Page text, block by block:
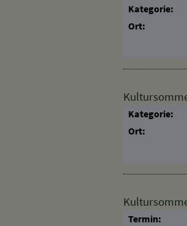
Kategorie:
Ort:
Kategorie:
Ort:
Termin: